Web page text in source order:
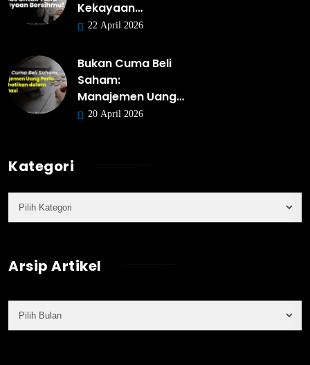
Kekayaan…
22 April 2026
Bukan Cuma Beli
Saham:
Manajemen Uang…
20 April 2026
Kategori
Arsip Artikel